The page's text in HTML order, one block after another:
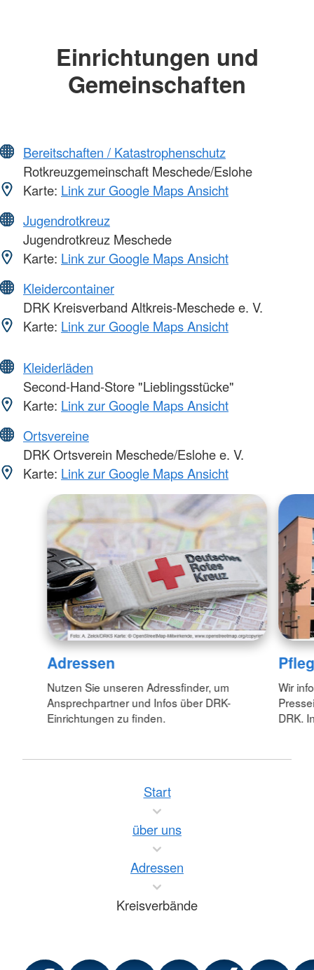
Einrichtungen und
Gemeinschaften
Bereitschaften / Katastrophenschutz
Rotkreuzgemeinschaft Meschede/Eslohe
Karte: Link zur Google Maps Ansicht
Jugendrotkreuz
Jugendrotkreuz Meschede
Karte: Link zur Google Maps Ansicht
Kleidercontainer
DRK Kreisverband Altkreis-Meschede e. V.
Karte: Link zur Google Maps Ansicht
Kleiderläden
Second-Hand-Store "Lieblingsstücke"
Karte: Link zur Google Maps Ansicht
Ortsvereine
DRK Ortsverein Meschede/Eslohe e. V.
Karte: Link zur Google Maps Ansicht
Adressen
Nutzen Sie unseren Adressfinder, um
Ansprechpartner und Infos über DRK-
Einrichtungen zu finden.
Wir
DRK.
Start
über uns
Adressen
Kreisverbände